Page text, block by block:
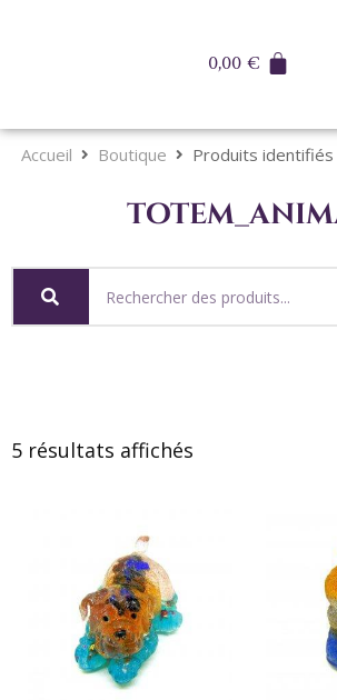
0,00€
Accueil Boutique Produits identifiés
5 résultats affichés